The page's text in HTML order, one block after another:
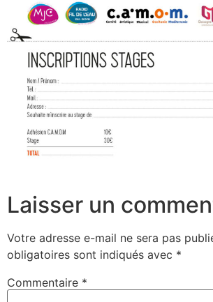
Laisser un
Votre adresse e-mail ne sera pas
obligatoires sont indiqués avec *
Commentaire *